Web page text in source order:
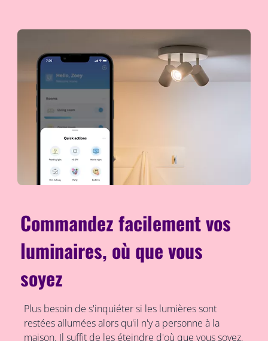
Commandez facilement vos
luminaires, où que vous
soyez
Plus besoin de s'inquiéter si les lumières sont
restées allumées alors qu'il n'y a personne à la
maison. Il suffit de les éteindre d'où que vous soyez,